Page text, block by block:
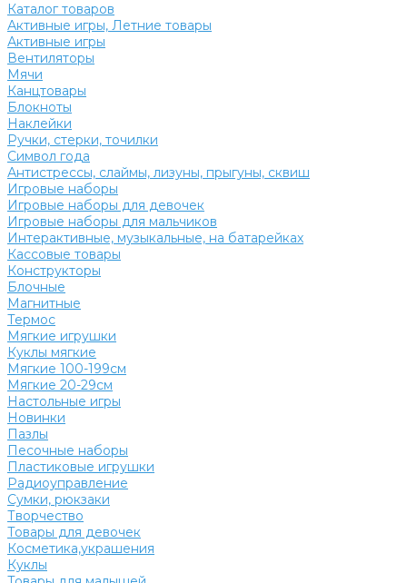
Каталог товаров
Активные игры, Летние товары
Активные игры
Вентиляторы
Мячи
Канцтовары
Блокноты
Наклейки
Ручки, стерки, точилки
Символ года
Антистрессы, слаймы, лизуны, прыгуны, сквиш
Игровые наборы
Игровые наборы для девочек
Игровые наборы для мальчиков
Интерактивные, музыкальные, на батарейках
Кассовые товары
Конструкторы
Блочные
Магнитные
Термос
Мягкие игрушки
Куклы мягкие
Мягкие 100-199см
Мягкие 20-29см
Настольные игры
Новинки
Пазлы
Песочные наборы
Пластиковые игрушки
Радиоуправление
Сумки, рюкзаки
Творчество
Товары для девочек
Косметика,украшения
Куклы